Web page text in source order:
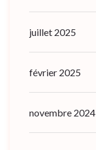
juillet 2025
février 2025
novembre 2024